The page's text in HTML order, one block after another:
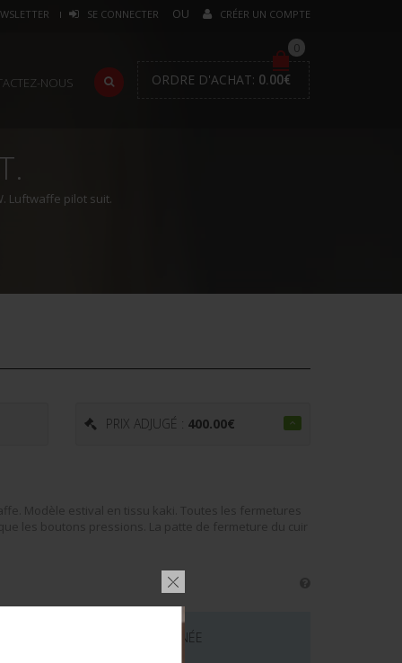
SE CONNECTER CRÉER UN COMPTE
NOUS
0
ORDRE D'ACHAT: 0.00€
Luftwaffe pilot suit.
PRIX ADJUGÉ : 400.00€
Modèle estival en tissu kaki. Toutes les fermetures
les boutons pressions. La patte de fermeture du cuir
LOT EST MAINTENANT TERMINÉE